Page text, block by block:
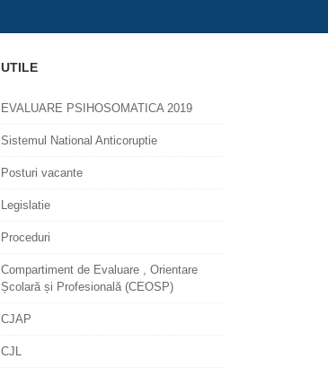
UTILE
EVALUARE PSIHOSOMATICA 2019
Sistemul National Anticoruptie
Posturi vacante
Legislatie
Proceduri
Compartiment de Evaluare , Orientare
Școlară și Profesională (CEOSP)
CJAP
CJL